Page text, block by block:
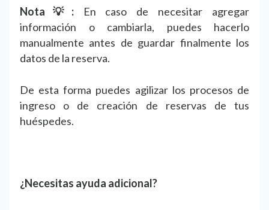
Nota💡:
En caso de necesitar agregar
información o cambiarla, puedes hacerlo
manualmente antes de guardar finalmente los
datos de la reserva.
De esta forma puedes agilizar los procesos de
ingreso o de creación de reservas de tus
huéspedes.
¿Necesitas ayuda adicional?